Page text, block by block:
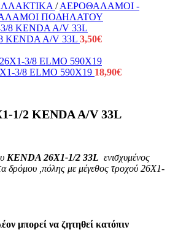
/ ΑΕΡΟΘΑΛΑΜΟΙ -
ΠΟΔΗΛΑΤΟΥ
KENDA A/V 33L 3,50€
3/8 ELMO 590X19 18,90€
1/2 KENDA A/V 33L
KENDA 26X1-1/2 33L ενισχυμένος
δρόμου ,πόλης με μέγεθος τροχού 26X1-
μπορεί να ζητηθεί κατόπιν